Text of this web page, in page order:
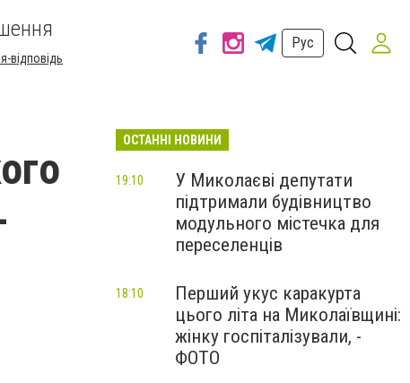
відповідь
Рус
ОСТАННІ НОВИНИ
У Миколаєві депутати
підтримали будівництво
модульного містечка для
переселенців
19:10
Перший укус каракурта
цього літа на Миколаївщині:
жінку госпіталізували, -
ФОТО
18:10